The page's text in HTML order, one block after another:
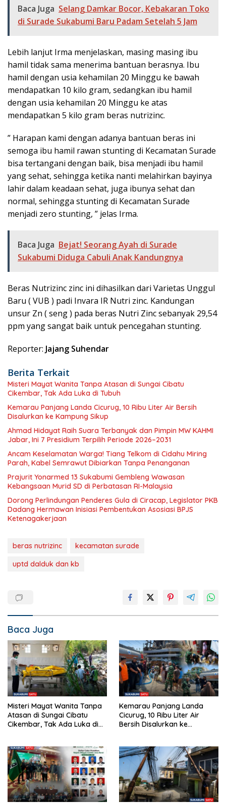
Baca Juga Selang Damkar Bocor, Kebakaran Toko
di Surade Sukabumi Baru Padam Setelah 5 Jam
Lebih lanjut Irma menjelaskan, masing masing ibu
hamil tidak sama menerima bantuan berasnya. Ibu
hamil dengan usia kehamilan 20 Minggu ke bawah
mendapatkan 10 kilo gram, sedangkan ibu hamil
dengan usia kehamilan 20 Minggu ke atas
mendapatkan 5 kilo gram beras nutrizinc.
” Harapan kami dengan adanya bantuan beras ini
semoga ibu hamil rawan stunting di Kecamatan Surade
bisa tertangani dengan baik, bisa menjadi ibu hamil
yang sehat, sehingga ketika nanti melahirkan bayinya
lahir dalam keadaan sehat, juga ibunya sehat dan
normal, sehingga stunting di Kecamatan Surade
menjadi zero stunting, ” jelas Irma.
Baca Juga Bejat! Seorang Ayah di Surade
Sukabumi Diduga Cabuli Anak Kandungnya
Beras Nutrizinc zinc ini dihasilkan dari Varietas Unggul
Baru ( VUB ) padi Invara IR Nutri zinc. Kandungan
unsur Zn ( seng ) pada beras Nutri Zinc sebanyak 29,54
ppm yang sangat baik untuk pencegahan stunting.
Reporter: Jajang Suhendar
Berita Terkait
Misteri Mayat Wanita Tanpa Atasan di Sungai Cibatu
Cikembar, Tak Ada Luka di Tubuh
Kemarau Panjang Landa Cicurug, 10 Ribu Liter Air Bersih
Disalurkan ke Kampung Sikup
Ahmad Hidayat Raih Suara Terbanyak dan Pimpin MW KAHMI
Jabar, Ini 7 Presidium Terpilih Periode 2026–2031
Ancam Keselamatan Warga! Tiang Telkom di Cidahu Miring
Parah, Kabel Semrawut Dibiarkan Tanpa Penanganan
Prajurit Yonarmed 13 Sukabumi Gembleng Wawasan
Kebangsaan Murid SD di Perbatasan RI-Malaysia
Dorong Perlindungan Penderes Gula di Ciracap, Legislator PKB
Dadang Hermawan Inisiasi Pembentukan Asosiasi BPJS
Ketenagakerjaan
beras nutrizinc
kecamatan surade
uptd dalduk dan kb
Baca Juga
Misteri Mayat Wanita Tanpa
Atasan di Sungai Cibatu
Cikembar, Tak Ada Luka di
Kemarau Panjang Landa
Cicurug, 10 Ribu Liter Air
Bersih Disalurkan ke